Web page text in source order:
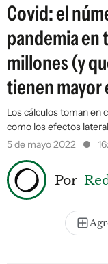
Covid: el
pandemia en
millones (y
tienen mayor
Los cálculos toman en
como los efectos
5 de mayo 2022
Por